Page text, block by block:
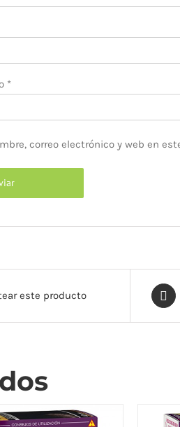
*
correo electrónico y web en
este producto